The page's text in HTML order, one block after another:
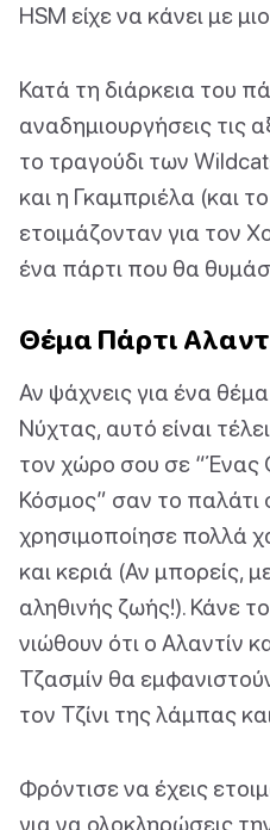
HSM είχε να κάνει με
Κατά τη διάρκεια του
αναδημιουργήσεις τις
το τραγούδι των
και η Γκαμπριέλα (και
ετοιμάζονταν για τον
ένα πάρτι που θα
Θέμα Πάρτι
Αν ψάχνεις για ένα
Νύχτας, αυτό είναι
τον χώρο σου σε “Ένας
Κόσμος” σαν το παλάτι
χρησιμοποίησε πολλά
και κεριά (Αν μπορείς,
αληθινής ζωής!). Κάνε
νιώθουν ότι ο Αλαντίν
Τζασμίν θα
τον Τζίνι της λάμπας
Φρόντισε να έχεις
για να ολοκληρώσεις